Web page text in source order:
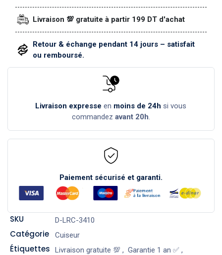
Livraison 💯 gratuite à partir 199 DT d'achat
Retour & échange pendant 14 jours – satisfait
ou remboursé.
Livraison expresse en moins de 24h si vous
commandez avant 20h.
Paiement sécurisé et garanti.
SKU D-LRC-3410
Catégorie Cuiseur
Étiquettes Livraison gratuite 💯 , Garantie 1 an ✅,